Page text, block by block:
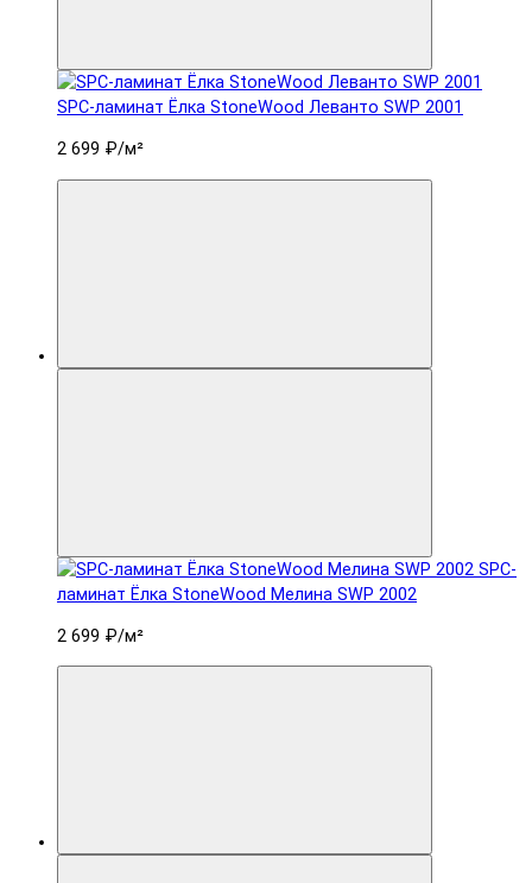
SPC-ламинат Ëлка StoneWood Леванто SWP 2001
2 699 ₽/м²
SPC-
ламинат Ëлка StoneWood Мелина SWP 2002
2 699 ₽/м²